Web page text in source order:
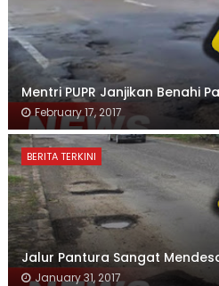
Mentri PUPR Janjikan Benahi
February 17, 2017
BERITA TERKINI
Jalur Pantura Sangat
January 31, 2017